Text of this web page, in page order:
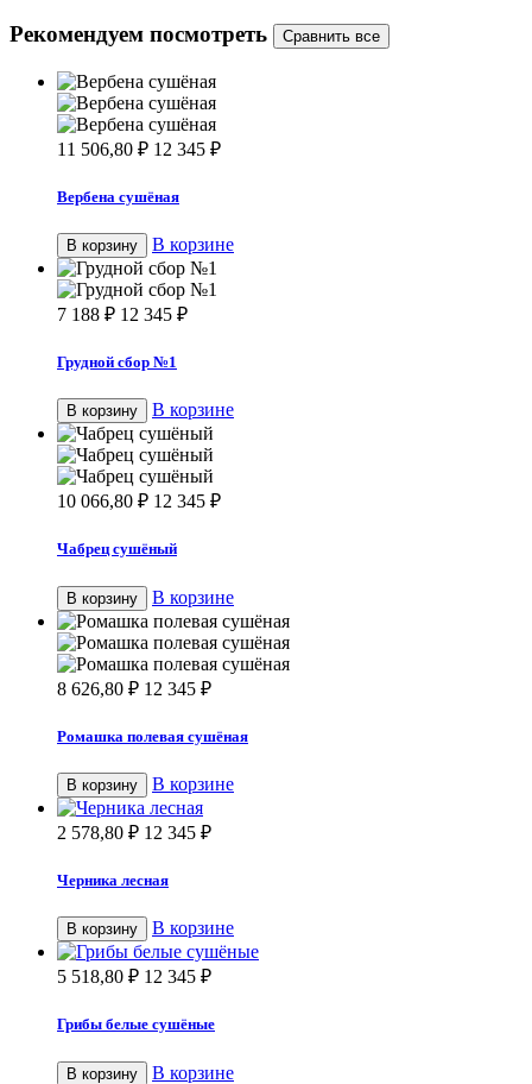
Рекомендуем посмотреть
11 506,80 ₽ 12 345 ₽
Вербена сушёная
В корзину В корзине
7 188 ₽ 12 345 ₽
Грудной сбор №1
В корзину В корзине
10 066,80 ₽ 12 345 ₽
Чабрец сушёный
В корзину В корзине
8 626,80 ₽ 12 345 ₽
Ромашка полевая сушёная
В корзину В корзине
2 578,80 ₽ 12 345 ₽
Черника лесная
В корзину В корзине
5 518,80 ₽ 12 345 ₽
Грибы белые сушёные
В корзину В корзине